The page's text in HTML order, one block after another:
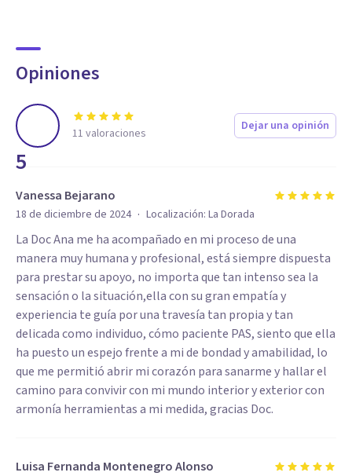
Opiniones
5
11 valoraciones Dejar una opinión
Vanessa Bejarano
18 de diciembre de 2024 · Localización: La Dorada
La Doc Ana me ha acompañado en mi proceso de una
manera muy humana y profesional, está siempre dispuesta
para prestar su apoyo, no importa que tan intenso sea la
sensación o la situación,ella con su gran empatía y
experiencia te guía por una travesía tan propia y tan
delicada como individuo, cómo paciente PAS, siento que ella
ha puesto un espejo frente a mi de bondad y amabilidad, lo
que me permitió abrir mi corazón para sanarme y hallar el
camino para convivir con mi mundo interior y exterior con
armonía herramientas a mi medida, gracias Doc.
Luisa Fernanda Montenegro Alonso